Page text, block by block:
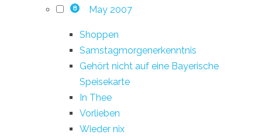
8 May 2007
Shoppen
Samstagmorgenerkenntnis
Gehört nicht auf eine Bayerische
Speisekarte
In Thee
Vorlieben
Wieder nix